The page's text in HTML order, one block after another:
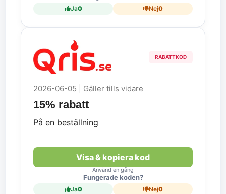
Ja0 Nej0
RABATTKOD
2026-06-05 | Gäller tills vidare
15% rabatt
På en beställning
Visa & kopiera kod
Använd en gång
Fungerade koden?
Ja0 Nej0